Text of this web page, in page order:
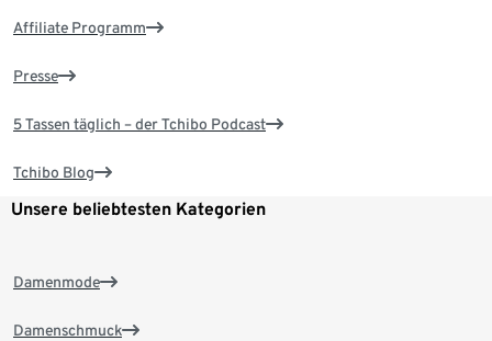
Affiliate Programm
Presse
5 Tassen täglich – der Tchibo Podcast
Tchibo Blog
Unsere beliebtesten Kategorien
Damenmode
Damenschmuck